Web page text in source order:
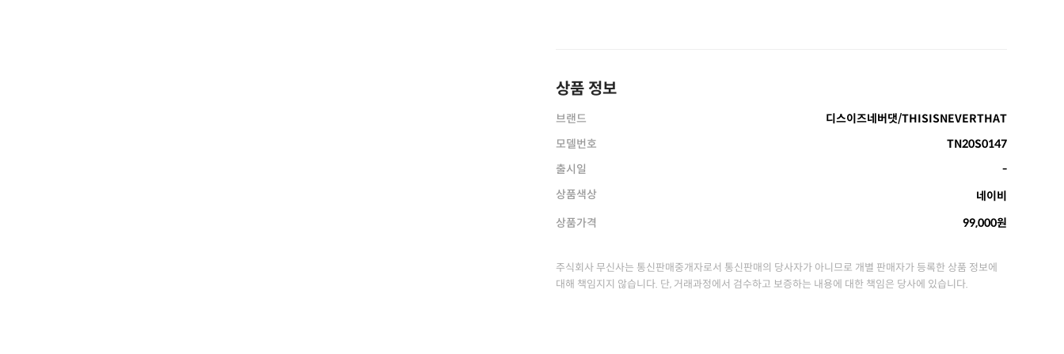
상품 정보
브랜드
디스이즈네버댓/THISISNEVERTHAT
모델번호
TN20S0147
출시일
-
상품색상
네이비
상품가격
99,000원
주식회사 무신사는 통신판매중개자로서 통신판매의 당사자가 아니므로 개별 판매자가 등록한 상품 정보에
대해 책임지지 않습니다. 단, 거래과정에서 검수하고 보증하는 내용에 대한 책임은 당사에 있습니다.